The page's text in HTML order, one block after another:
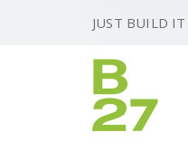
JUST BUILD IT